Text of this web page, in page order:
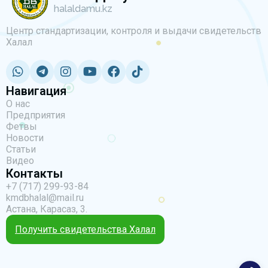
halaldamu.kz
Центр стандартизации, контроля и выдачи свидетельств
Халал
Навигация
О нас
Предприятия
Фетвы
Новости
Статьи
Видео
Контакты
+7 (717) 299-93-84
kmdbhalal@mail.ru
Астана, Карасаз, 3.
Получить свидетельства Халал